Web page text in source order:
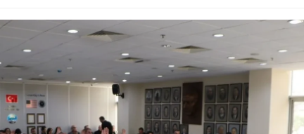
Sakarya
Samsun
Siirt
Sinop